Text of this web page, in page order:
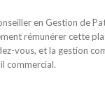
en Gestion de
rémunérer cette
vous, et la gestion
commercial.